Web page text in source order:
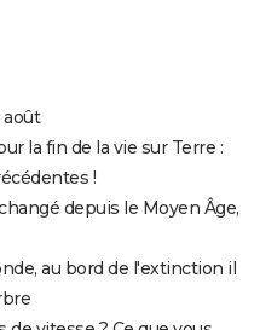
août
la fin de la vie sur Terre :
!
depuis le Moyen Âge,
au bord de l'extinction il